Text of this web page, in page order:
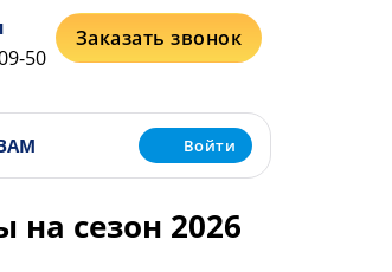
50
Заказать звонок
Войти
сезон 2026